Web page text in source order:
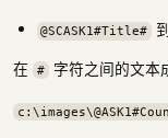
@SCASK1#Title#
在 # 字符之间的文本